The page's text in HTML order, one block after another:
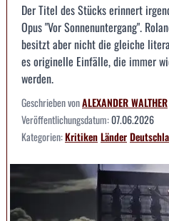
Der Titel des Stücks erinnert
Opus "Vor Sonnenuntergang".
besitzt aber nicht die gleiche
es originelle Einfälle, die immer
werden.
Geschrieben vonALEXANDER WALTHER
Veröffentlichungsdatum:07.06.2026
Kategorien:KritikenLänder